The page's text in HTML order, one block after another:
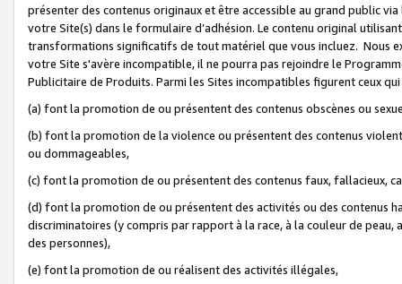
présenter des contenus originaux et être accessible au grand public
votre Site(s) dans le formulaire d’adhésion. Le contenu original
transformations significatifs de tout matériel que vous incluez. Nous
votre Site s'avère incompatible, il ne pourra pas rejoindre le
Publicitaire de Produits. Parmi les Sites incompatibles figurent ceux
(a) font la promotion de ou présentent des contenus obscènes ou
(b) font la promotion de la violence ou présentent des contenus
ou dommageables,
(c) font la promotion de ou présentent des contenus faux, fallacieux,
(d) font la promotion de ou présentent des activités ou des contenus
discriminatoires (y compris par rapport à la race, à la couleur de
des personnes),
(e) font la promotion de ou réalisent des activités illégales,